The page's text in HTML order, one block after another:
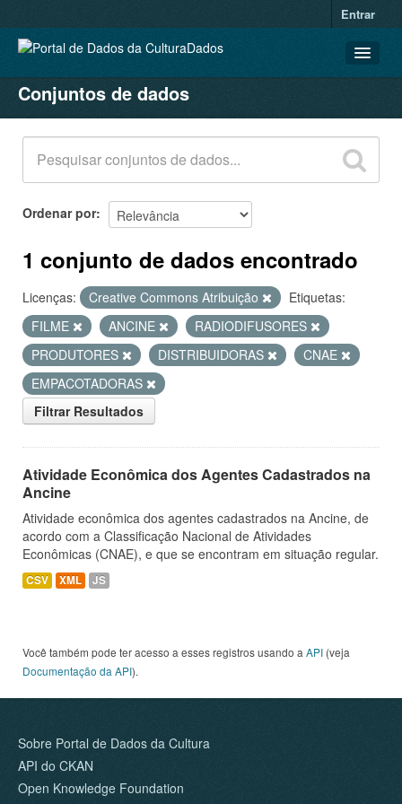
Entrar
CONJUNTOS DE DADOS
ORGANIZAÇÕES
GRUPOS
SOBRE
Conjuntos de dados
Ordenar por
1 conjunto de dados encontrado
Licenças: Creative Commons Atribuição
Etiquetas:
FILME
ANCINE
RADIODIFUSORES
PRODUTORES
DISTRIBUIDORAS
CNAE
EMPACOTADORAS
Filtrar Resultados
Atividade Econômica dos Agentes Cadastrados na
Ancine
Atividade econômica dos agentes cadastrados na Ancine, de
acordo com a Classificação Nacional de Atividades
Econômicas (CNAE), e que se encontram em situação regular.
CSV XML JS
Você também pode ter acesso a esses registros usando a API (veja
Documentação da API).
Sobre Portal de Dados da Cultura
API do CKAN
Open Knowledge Foundation